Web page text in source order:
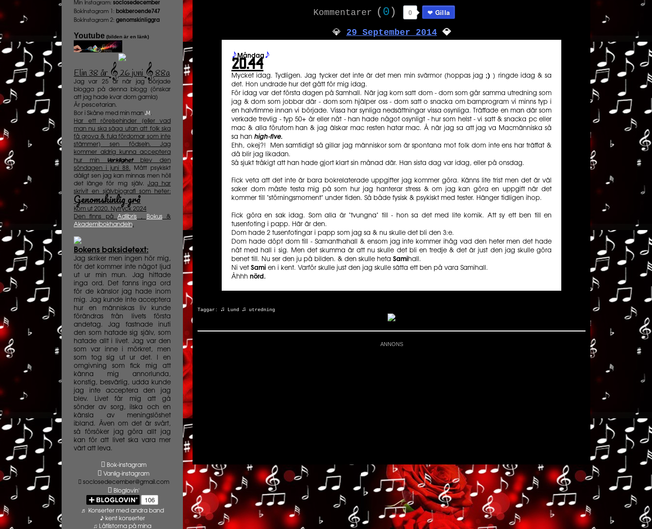
Kommentarer (0 ) 0 Gilla
️💎 29 September 2014 💎️️️️️
♪Måndag ♪
20.44
Mycket idag. Tydligen. Jag tycker det inte är det men min svärmor (hoppas jag ;) ) ringde idag & sa
det. Hon undrade hur det gått för mig idag.
För idag var det första dagen på Samhall. När jag kom satt dom - dom som går samma utredning som
jag & dom som jobbar där - dom som hjälper oss - dom satt o snacka om barnprogram vi minns typ i
en halvtimme innan vi började. Vissa har synliga nedsättningar vissa osynliga. Träffade en man där som
verkade trevlig - typ 50+ år eller nåt - han hade något osynligt - hur som helst - vi satt & snacka pc eller
mac & alla förutom han & jag älskar mac resten hatar mac. Å när jag sa att jag va Macmänniska så
sa han high-five.
Ehh, okej?! Men samtidigt så gillar jag människor som är spontana mot folk dom inte ens har träffat &
då blir jag likadan.
Så sjukt tråkigt att han hade gjort klart sin månad där. Han sista dag var idag, eller på onsdag.
Fick veta att det inte är bara bokrelaterade uppgifter jag kommer göra. Känns lite trist men det är väl
saker dom måste testa mig på som hur jag hanterar stress & om jag kan göra en uppgift när det
kommer till "störningsmoment" under tiden. Så både fysisk & psykiskt med tester. Hänger tidligen ihop.
Fick göra en sak idag. Som alla är "tvungna" till - hon sa det med lite komik. Att sy ett ben till en
tusenfoting i papp. Här är den.
Dom hade 2 tusenfotingar i papp som jag sa & nu skulle det bli den 3:e.
Dom hade döpt dom till - Samanthahall & ensom jag inte kommer ihåg vad den heter men det hade
nåt med hall i sig. Men det skumma är att nu skulle det bli en tredje & det är just den jag skulle göra
benet till. Nu ser den ju på bilden. & den skulle heta Samihall.
Ni vet Sami en i kent. Varför skulle just den jag skulle sätta ett ben på vara Samihall.
Åhhh nörd.
Taggar: ♫ Lund ♫ utredning
Min Instagram: soclosedecember
BokInstagram 1: bokberoende747
BokInstagram 2: genomskinliggra
Youtube (bilden är en länk)
Elin 38 år𝄞26 juni𝄞88a
Jag var 25 år när jag började
blogga på denna blogg (önskar
att jag hade kvar dom gamla)
Är pescetarian.
Bor i Skåne med min man M.
Har ett rörelsehinder (eller vad
man nu ska säga utan att folk ska
få grova & fula fördomar som inte
stämmer) sen födseln. Jag
kommer aldrig kunna acceptera
hur min
Verklighetblev den
söndagen i juni 88. Mått psykiskt
dåligt sen jag kan minnas men höll
det länge för mig själv. Jag har
skrivit en självbiografi som heter:
Genomskinlig grå
Kom ut 2020. Nytryck 2024
Den finns på Adlibris , Bokus&
Akademibokhandeln.
Bokens baksidetext:
Jag skriker men ingen hör mig,
för det kommer inte något ljud
ut ur min mun. Jag hittade
inga ord. Det fanns inga ord
för de känslor jag hade inom
mig. Jag kunde inte acceptera
hur en människas liv kunde
förändras från livets första
andetag. Jag fastnade inuti
den som hatade sig själv, som
hatade allt i livet. Jag var den
som var inne i mörkret, men
som tog sig ut ur det. I en
omgivning som fick mig att
känna mig annorlunda,
konstig, besvärlig, udda kunde
jag inte acceptera den jag
blev. Livet får mig att gå
sönder av sorg, ilska och en
känsla av meningslöshet
ibland. Även om det är svårt,
så försöker jag göra allt jag
kan för att livet ska vara mer
värt att leva.
Bok-instagram
Vanlig-instagram
soclosedecember@gmail.com
Bloglovin'
♬ Konserter med andra band
♪ kent konserter
♫ Låtlistorna på mina